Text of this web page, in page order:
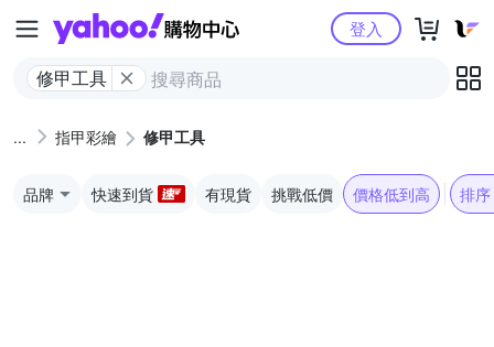
Yahoo購物中心
修甲工具
登入
指甲彩繪 修甲工具
品牌 快速到貨 有現貨 挑戰低價 價格低到高 排序